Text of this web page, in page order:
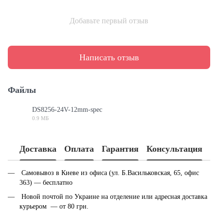
Добавьте первый отзыв
Написать отзыв
Файлы
DS8256-24V-12mm-spec
0.9 МБ
Доставка Оплата Гарантия Консультация
Самовывоз в Киеве из офиса (ул. Б.Васильковская, 65, офис
363) — бесплатно
Новой почтой по Украине на отделение или адресная доставка
курьером — от 80 грн.